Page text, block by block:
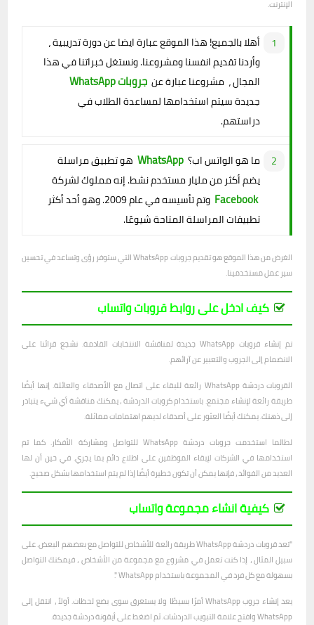
الإنترنت.
أهلا بالجميع! هذا الموقع عبارة ايضا عن دورة تدريبية ،
وأردنا تقديم انفسنا ومشروعنا. ونستغل خبراتنا في هذا
المجال ، مشروعنا عبارة عن جروبات WhatsApp
جديدة سيتم استخدامها لمساعدة الطلاب في
دراستهم.
ما هو الواتس اب؟ WhatsApp هو تطبيق مراسلة
يضم أكثر من مليار مستخدم نشط. إنه مملوك لشركة
Facebook
وتم تأسيسه في عام 2009. وهو أحد أكثر
تطبيقات المراسلة المتاحة شيوعًا.
الغرض من هذا الموقع هو تقديم جروبات WhatsApp التي ستوفر رؤى وتساعد في تحسين
سير عمل مستخدمينا.
كيف ادخل على روابط قروبات واتساب
تم إنشاء قروبات WhatsApp جديدة لمناقشة الانتخابات القادمة. نشجع قرائنا على
الانضمام إلى الجروب والتعبير عن آرائهم.
القروبات دردشة WhatsApp رائعة للبقاء على اتصال مع الأصدقاء والعائلة. إنها أيضًا
طريقة رائعة لإنشاء مجتمع. باستخدام كروبات الدردشة ، يمكنك مناقشة أي شيء يتبادر
إلى ذهنك. يمكنك أيضًا العثور على أصدقاء لديهم اهتمامات مماثلة.
لطالما استخدمت جروبات دردشة WhatsApp للتواصل ومشاركة الأفكار. كما تم
استخدامها في الشركات لإبقاء الموظفين على اطلاع دائم بما يجري. في حين أن لها
العديد من الفوائد ، فإنها يمكن أن تكون خطيرة أيضًا إذا لم يتم استخدامها بشكل صحيح.
كيفية انشاء مجموعة واتساب
"تعد قروبات دردشة WhatsApp طريقة رائعة للأشخاص للتواصل مع بعضهم البعض. على
سبيل المثال ، إذا كنت تعمل في مشروع مع مجموعة من الأشخاص ، فيمكنك التواصل
بسهولة مع كل فرد في المجموعة باستخدام WhatsApp ".
يعد إنشاء جروب WhatsApp أمرًا بسيطًا ولا يستغرق سوى بضع لحظات. أولاً ، انتقل إلى
WhatsApp وافتح علامة التبويب الدردشات. ثم اضغط على أيقونة دردشة جديدة.